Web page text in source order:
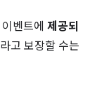
이벤트에 제공되
고 보장할 수는